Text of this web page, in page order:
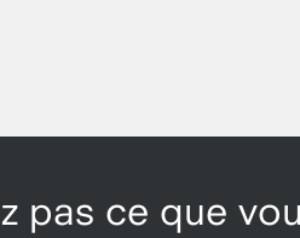
pas ce que